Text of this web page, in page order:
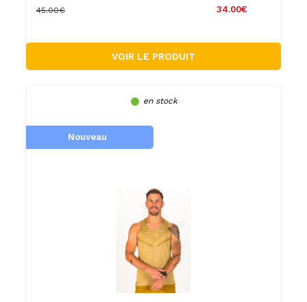
34.00€
45.00€
VOIR LE PRODUIT
en stock
Nouveau